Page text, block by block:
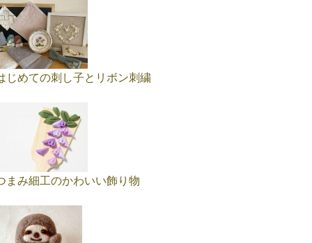
じめての刺し子とリボン刺繍
まみ細工のかわいい飾り物